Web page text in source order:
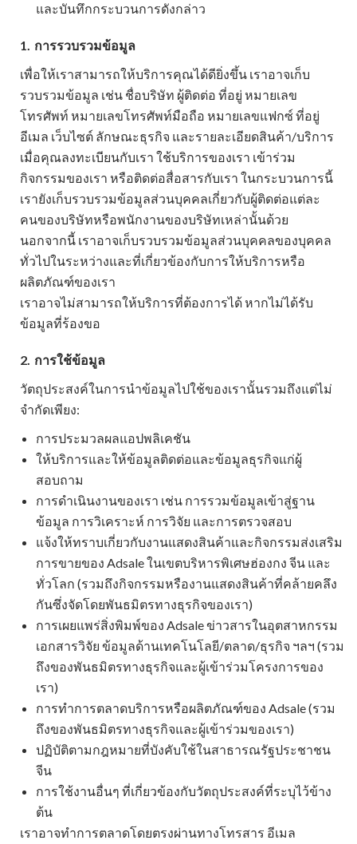
และบันทึกกระบวนการดังกล่าว
1. การรวบรวมข้อมูล
เพื่อให้เราสามารถให้บริการคุณได้ดียิ่งขึ้น เราอาจเก็บ
รวบรวมข้อมูล เช่น ชื่อบริษัท ผู้ติดต่อ ที่อยู่ หมายเลข
โทรศัพท์ หมายเลขโทรศัพท์มือถือ หมายเลขแฟกซ์ ที่อยู่
อีเมล เว็บไซต์ ลักษณะธุรกิจ และรายละเอียดสินค้า/บริการ
เมื่อคุณลงทะเบียนกับเรา ใช้บริการของเรา เข้าร่วม
กิจกรรมของเรา หรือติดต่อสื่อสารกับเรา ในกระบวนการนี้
เรายังเก็บรวบรวมข้อมูลส่วนบุคคลเกี่ยวกับผู้ติดต่อแต่ละ
คนของบริษัทหรือพนักงานของบริษัทเหล่านั้นด้วย
นอกจากนี้ เราอาจเก็บรวบรวมข้อมูลส่วนบุคคลของบุคคล
ทั่วไปในระหว่างและที่เกี่ยวข้องกับการให้บริการหรือ
ผลิตภัณฑ์ของเรา
เราอาจไม่สามารถให้บริการที่ต้องการได้ หากไม่ได้รับ
ข้อมูลที่ร้องขอ
2. การใช้ข้อมูล
วัตถุประสงค์ในการนำข้อมูลไปใช้ของเรานั้นรวมถึงแต่ไม่
จำกัดเพียง:
การประมวลผลแอปพลิเคชัน
ให้บริการและให้ข้อมูลติดต่อและข้อมูลธุรกิจแก่ผู้
สอบถาม
การดำเนินงานของเรา เช่น การรวมข้อมูลเข้าสู่ฐาน
ข้อมูล การวิเคราะห์ การวิจัย และการตรวจสอบ
แจ้งให้ทราบเกี่ยวกับงานแสดงสินค้าและกิจกรรมส่งเสริม
การขายของ Adsale ในเขตบริหารพิเศษฮ่องกง จีน และ
ทั่วโลก (รวมถึงกิจกรรมหรืองานแสดงสินค้าที่คล้ายคลึง
กันซึ่งจัดโดยพันธมิตรทางธุรกิจของเรา)
การเผยแพร่สิ่งพิมพ์ของ Adsale ข่าวสารในอุตสาหกรรม
เอกสารวิจัย ข้อมูลด้านเทคโนโลยี/ตลาด/ธุรกิจ ฯลฯ (รวม
ถึงของพันธมิตรทางธุรกิจและผู้เข้าร่วมโครงการของ
เรา)
การทำการตลาดบริการหรือผลิตภัณฑ์ของ Adsale (รวม
ถึงของพันธมิตรทางธุรกิจและผู้เข้าร่วมของเรา)
ปฏิบัติตามกฎหมายที่บังคับใช้ในสาธารณรัฐประชาชน
จีน
การใช้งานอื่นๆ ที่เกี่ยวข้องกับวัตถุประสงค์ที่ระบุไว้ข้าง
ต้น
เราอาจทำการตลาดโดยตรงผ่านทางโทรสาร อีเมล